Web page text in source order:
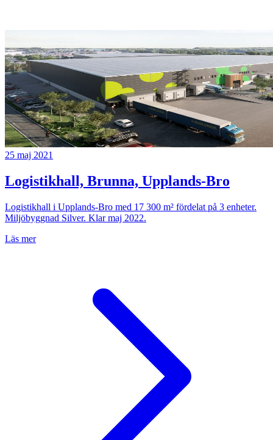
25 maj 2021
Logistikhall, Brunna, Upplands-Bro
Logistikhall i Upplands-Bro med 17 300 m² fördelat på 3 enheter.
Miljöbyggnad Silver. Klar maj 2022.
Läs mer